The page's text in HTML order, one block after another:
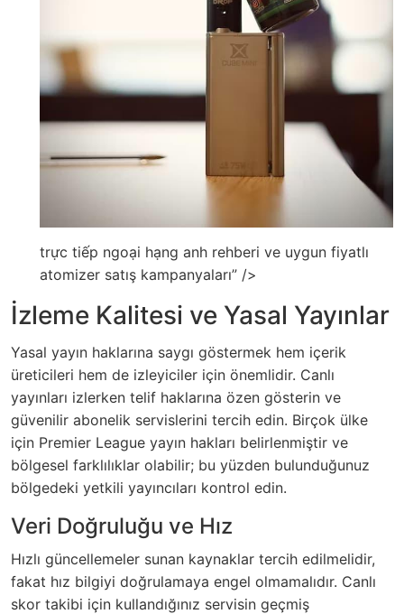
trực tiếp ngoại hạng anh rehberi ve uygun fiyatlı
atomizer satış kampanyaları” />
İzleme Kalitesi ve Yasal Yayınlar
Yasal yayın haklarına saygı göstermek hem içerik
üreticileri hem de izleyiciler için önemlidir. Canlı
yayınları izlerken telif haklarına özen gösterin ve
güvenilir abonelik servislerini tercih edin. Birçok ülke
için Premier League yayın hakları belirlenmiştir ve
bölgesel farklılıklar olabilir; bu yüzden bulunduğunuz
bölgedeki yetkili yayıncıları kontrol edin.
Veri Doğruluğu ve Hız
Hızlı güncellemeler sunan kaynaklar tercih edilmelidir,
fakat hız bilgiyi doğrulamaya engel olmamalıdır. Canlı
skor takibi için kullandığınız servisin geçmiş